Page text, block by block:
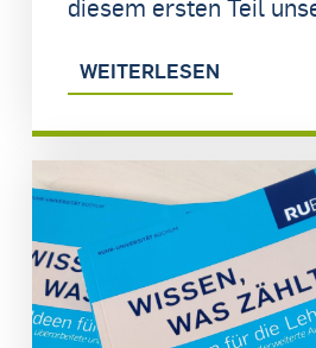
WEITERLESEN